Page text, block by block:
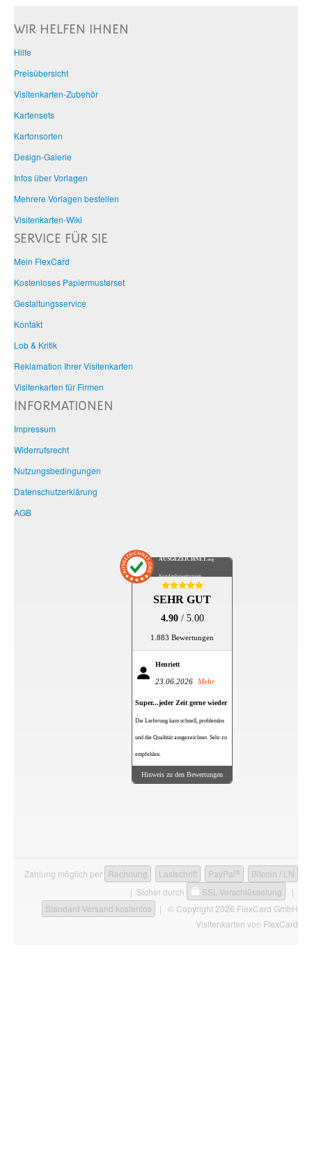
WIR HELFEN IHNEN
Hilfe
Preisübersicht
Visitenkarten-Zubehör
Kartensets
Kartonsorten
Design-Galerie
Infos über Vorlagen
Mehrere Vorlagen bestellen
Visitenkarten-Wiki
SERVICE FÜR SIE
Mein FlexCard
Kostenloses Papiermusterset
Gestaltungsservice
Kontakt
Lob & Kritik
Reklamation Ihrer Visitenkarten
Visitenkarten für Firmen
INFORMATIONEN
Impressum
Widerrufsrecht
Nutzungsbedingungen
Datenschutzerklärung
AGB
AUSGEZEICHNET .org
Kundenbewertungen
SEHR GUT
4.90 / 5.00
1.883 Bewertungen
Henriett
23.06.2026 Mehr
Super...jeder Zeit gerne wieder
Die Lieferung kam schnell, problemlos
und die Qualtität ausgezeichnet. Sehr zu
empfehlen.
Hinweis zu den Bewertungen
Zahlung möglich per Rechnung Lastschrift PayPal ®
Bitcoin / LN
| Sicher durch
SSL-Verschlüsselung
|
Standard-Versand kostenlos
| © Copyright 2026 FlexCard GmbH
Visitenkarten von FlexCard